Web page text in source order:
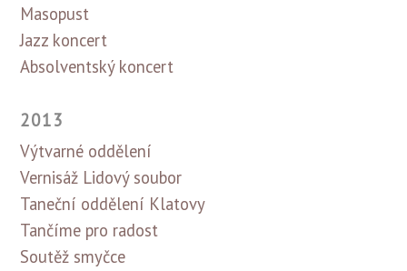
Masopust
Jazz koncert
Absolventský koncert
2013
Výtvarné oddělení
Vernisáž Lidový soubor
Taneční oddělení Klatovy
Tančíme pro radost
Soutěž smyčce